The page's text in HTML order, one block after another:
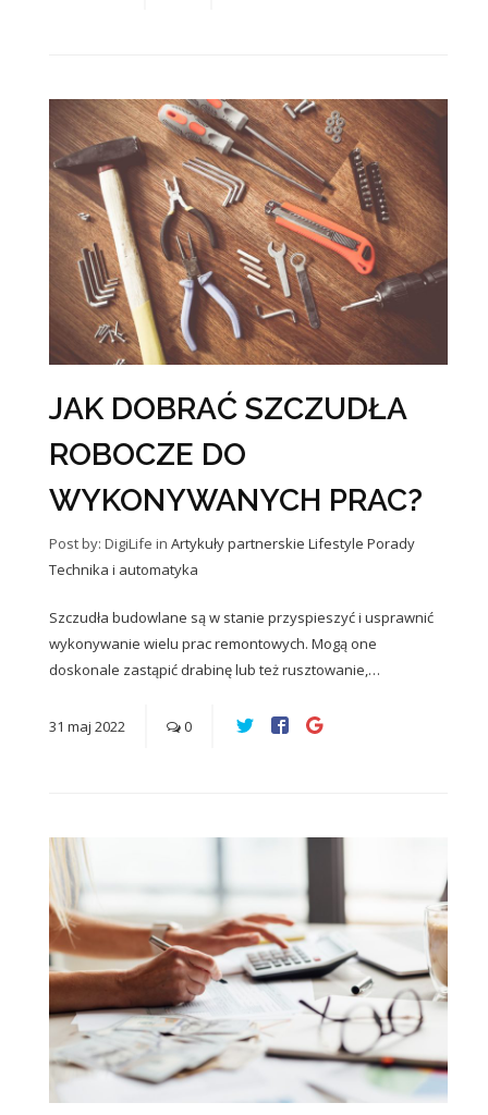
JAK DOBRAĆ SZCZUDŁA
ROBOCZE DO
WYKONYWANYCH PRAC?
Post by: DigiLife in Artykuły partnerskie Lifestyle Porady
Technika i automatyka
Szczudła budowlane są w stanie przyspieszyć i usprawnić
wykonywanie wielu prac remontowych. Mogą one
doskonale zastąpić drabinę lub też rusztowanie,…
31 maj 2022 0